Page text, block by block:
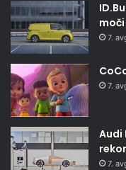
7.
7.
Audi
7.